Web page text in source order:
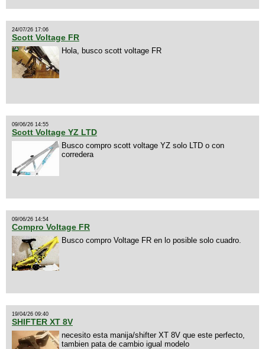
24/07/26 17:06
Scott Voltage FR
Hola, busco scott voltage FR
09/06/26 14:55
Scott Voltage YZ LTD
Busco compro scott voltage YZ solo LTD o con
corredera
09/06/26 14:54
Compro Voltage FR
Busco compro Voltage FR en lo posible solo cuadro.
19/04/26 09:40
SHIFTER XT 8V
necesito esta manija/shifter XT 8V que este perfecto,
tambien pata de cambio igual modelo